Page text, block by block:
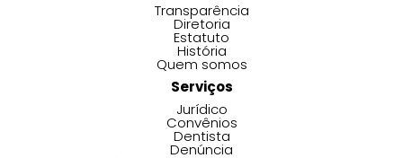
Transparência
Diretoria
Estatuto
História
Quem somos
Serviços
Jurídico
Convênios
Dentista
Denúncia